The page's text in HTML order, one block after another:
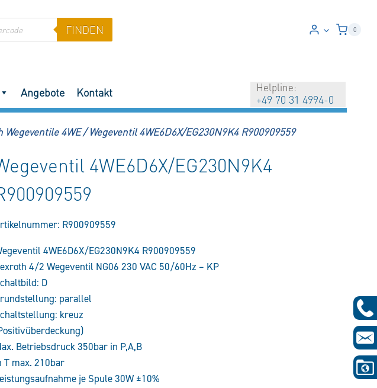
FINDEN 0
Angebote Kontakt Helpline:
+49 70 31 4994-0
Wegeventile 4WE /Wegeventil 4WE6D6X/EG230N9K4 R900909559
4WE6D6X/EG230N9K4
R900909559
4WE6D6X/EG230N9K4 R900909559
4/2 Wegeventil NG06 230 VAC 50/60Hz – KP
D
parallel
kreuz
Betriebsdruck 350bar in P,A,B
T max. 210bar
je Spule 30W ±10%